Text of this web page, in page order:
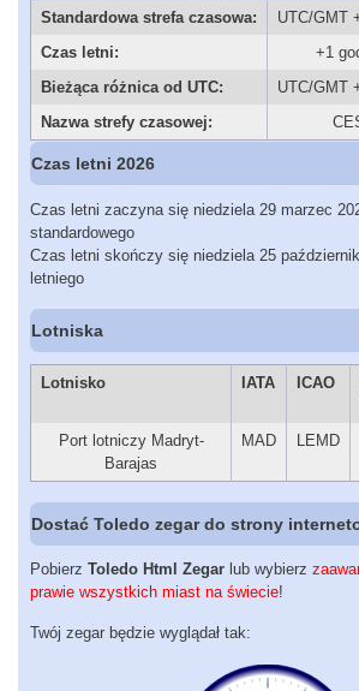
Standardowa strefa czasowa:
UTC/GMT
Czas letni:
+1
Bieżąca różnica od UTC:
UTC/GMT
Nazwa strefy czasowej:
Czas letni 2026
Czas letni zaczyna się niedziela 29 marzec
standardowego
Czas letni skończy się niedziela 25
letniego
Lotniska
Lotnisko IATA ICAO
Port lotniczy Madryt-
Barajas
MAD LEMD
Dostać Toledo zegar do strony
Pobierz Toledo Html Zegar lub wybierz
prawie wszystkich miast na świecie!
Twój zegar będzie wyglądał tak: